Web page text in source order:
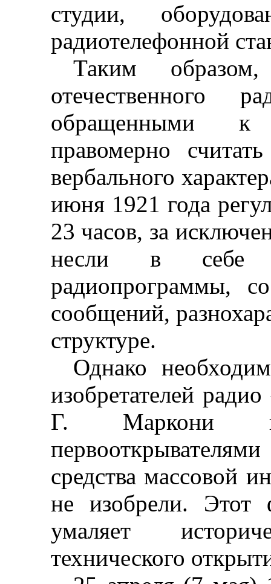
студии,
радиотелефонной
Таким
отечественного
обращенными к
правомерно
вербального
июня 1921 года
23 часов, за
несли в себе
радиопрограммы,
сообщений,
структуре.
Однако
изобретателей радио
Г. Маркони
средства массовой
не изобрели. Этот
умаляет
технического